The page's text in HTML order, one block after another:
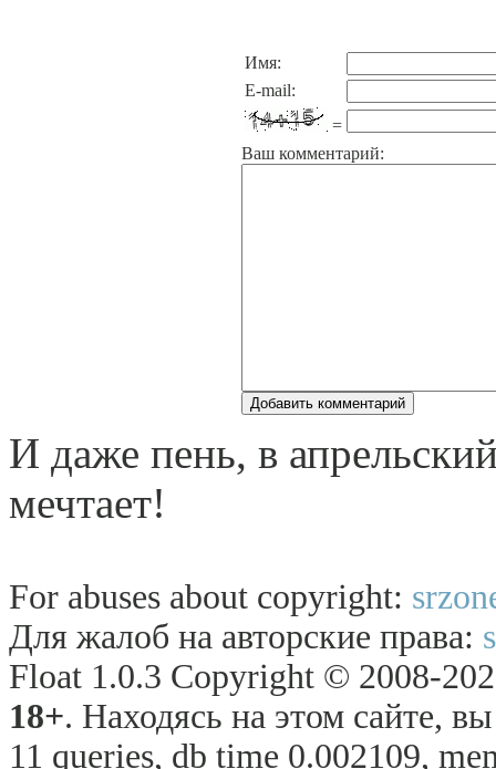
Имя:
E-mail:
=
Ваш комментарий:
И даже пень, в
мечтает!
For abuses about copyright:
Для жалоб на авторские права:
Float 1.0.3 Copyright © 2008-
18+. Находясь на этом сайте,
11 queries, db time 0.002109,